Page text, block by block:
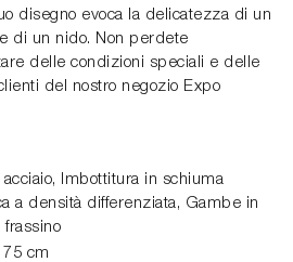
disegno evoca la delicatezza di un
di un nido. Non perdete
delle condizioni speciali e delle
del nostro negozio Expo
Imbottitura in schiuma
a densità differenziata, Gambe in
frassino
cm